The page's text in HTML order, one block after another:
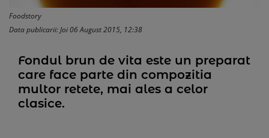
Foodstory
Data publicarii: Joi 06 August 2015, 12:38
Fondul brun de vita este un preparat
care face parte din compozitia
multor retete, mai ales a celor
clasice.